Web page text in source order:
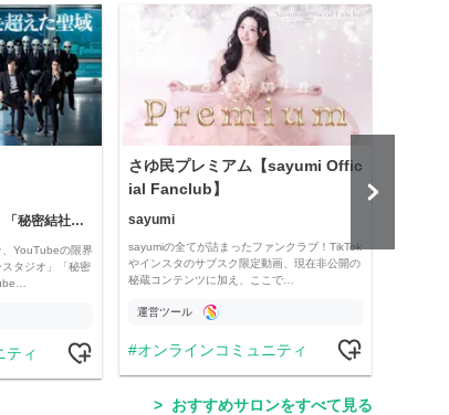
「コヤッキースタジオ」「秘密結社コヤミナティ」
YouTubeの限界
タジオ」「秘密
ティ
さゆ民プレミアム【sayumi Offic
ial Fanclub】
sayumi
sayumiの全てが詰まったファンクラブ！TikTok
やインスタのサブスク限定動画、現在非公開の
秘蔵コンテンツに加え、ここで…
運営ツール
オンラインコミュニティ
おすすめサロンをすべて見る